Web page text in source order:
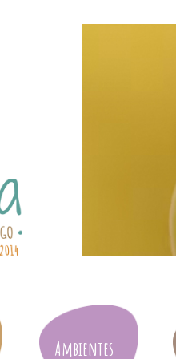
Ambientes